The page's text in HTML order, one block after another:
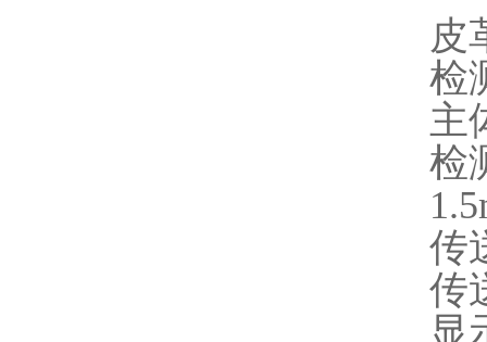
皮
检
主
检
传
传
显